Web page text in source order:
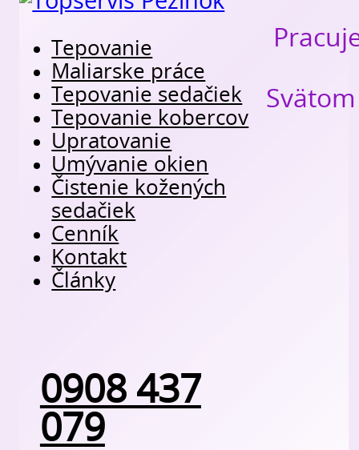
Tepovanie
Maliarske práce
Tepovanie sedačiek
Tepovanie kobercov
Upratovanie
Umývanie okien
Čistenie kožených
sedačiek
Cenník
Kontakt
Články
0908 437
079